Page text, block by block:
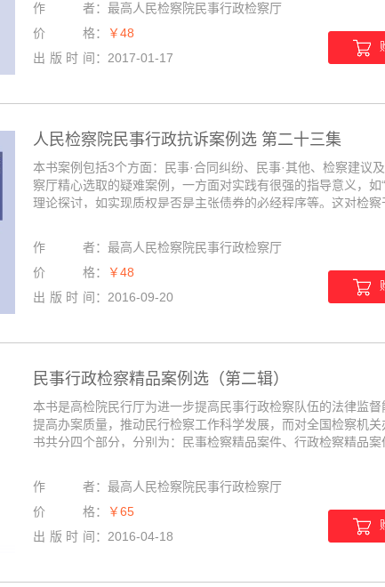
作者： 最高人民检察院民事行政检察厅
价格：
￥48
出版时间 ： 2017-01-17
人民检察院民事行政抗诉案例选 第二十三集
本书案例包括3个方面：民事·合同纠纷、民事·其他、检察建议
察厅精心选取的疑难案例，一方面对实践有很强的指导意义，
理论探讨，如实现质权是否是主张债券的必经程序等。这对检察
作者： 最高人民检察院民事行政检察厅
价格：
￥48
出版时间 ： 2016-09-20
民事行政检察精品案例选（第二辑）
本书是高检院民行厅为进一步提高民事行政检察队伍的法律监
提高办案质量，推动民行检察工作科学发展，而对全国检察机
书共分四个部分，分别为：民事检察精品案件、行政检察精品案
作者： 最高人民检察院民事行政检察厅
价格：
￥65
出版时间 ： 2016-04-18